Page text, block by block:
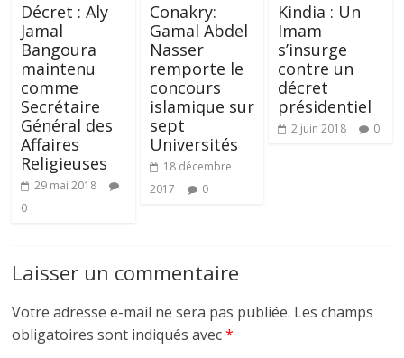
Décret : Aly
Jamal
Bangoura
maintenu
comme
Secrétaire
Général des
Affaires
Religieuses
29 mai 2018
0
Conakry:
Gamal Abdel
Nasser
remporte le
concours
islamique sur
sept
Universités
18 décembre
2017
0
Kindia : Un
Imam
s’insurge
contre un
décret
présidentiel
2 juin 2018 0
Laisser un commentaire
Votre adresse e-mail ne sera pas publiée. Les champs
obligatoires sont indiqués avec*